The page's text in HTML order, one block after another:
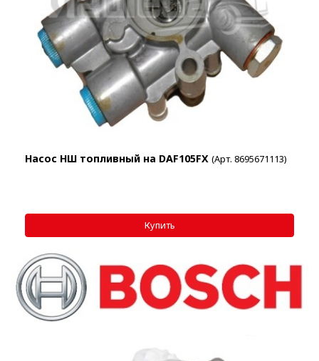
Насос НШ топливный на DAF105FX (Арт. 8695671113)